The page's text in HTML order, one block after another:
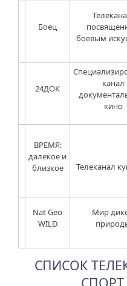
Боец
боевым
24ДОК
канал
кино
ВРЕМЯ:
далекое и
близкое
Телеканал
Nat Geo
WILD
Мир
СПИСОК